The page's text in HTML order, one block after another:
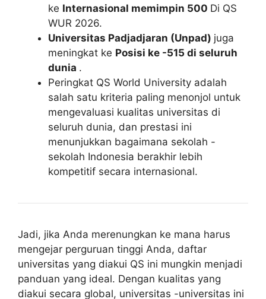
ke Internasional memimpin 500 Di QS
WUR 2026.
Universitas Padjadjaran (Unpad) juga
meningkat ke Posisi ke -515 di seluruh
dunia .
Peringkat QS World University adalah
salah satu kriteria paling menonjol untuk
mengevaluasi kualitas universitas di
seluruh dunia, dan prestasi ini
menunjukkan bagaimana sekolah -
sekolah Indonesia berakhir lebih
kompetitif secara internasional.
Jadi, jika Anda merenungkan ke mana harus
mengejar perguruan tinggi Anda, daftar
universitas yang diakui QS ini mungkin menjadi
panduan yang ideal. Dengan kualitas yang
diakui secara global, universitas -universitas ini